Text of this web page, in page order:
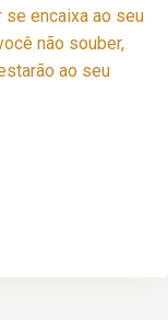
se encaixa ao seu
não souber,
ao seu